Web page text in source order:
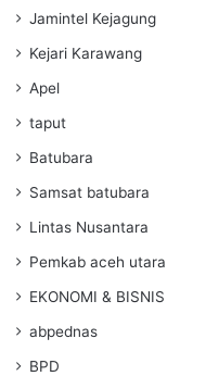
Jamintel Kejagung
Kejari Karawang
Apel
taput
Batubara
Samsat batubara
Lintas Nusantara
Pemkab aceh utara
EKONOMI & BISNIS
abpednas
BPD